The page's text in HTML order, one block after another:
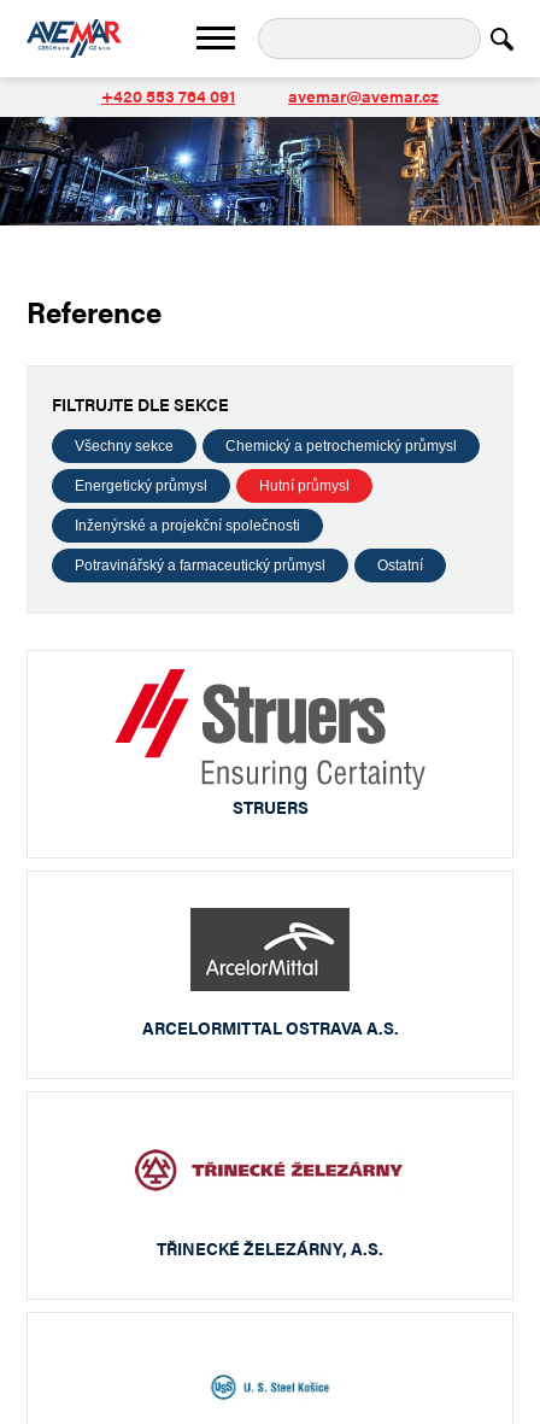
+420 553 764 091 avemar@avemar.cz
Reference
FILTRUJTE DLE SEKCE
Všechny sekce Chemický a petrochemický průmysl
Energetický průmysl Hutní průmysl
Inženýrské a projekční společnosti
Potravinářský a farmaceutický průmysl Ostatní
STRUERS
ARCELORMITTAL OSTRAVA A.S.
TŘINECKÉ ŽELEZÁRNY, A.S.